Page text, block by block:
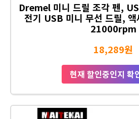
Dremel 미니 드릴 조각 펜,
전기 USB 미니 무선 드릴,
21000rpm
18,289원
현재 할인중인지 확